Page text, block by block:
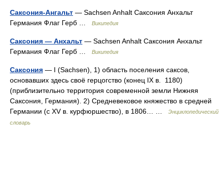
Саксония-Ангальт — Sachsen Anhalt Саксония Анхальт
Германия Флаг Герб …
Википедия
Саксония — Анхальт — Sachsen Anhalt Саксония Анхальт
Германия Флаг Герб …
Википедия
Саксония — I (Sachsen), 1) область поселения саксов,
основавших здесь своё герцогство (конец IX в. 1180)
(приблизительно территория современной земли Нижняя
Саксония, Германия). 2) Средневековое княжество в средней
Германии (с XV в. курфюршество), в 1806… …
Энциклопедический
словарь